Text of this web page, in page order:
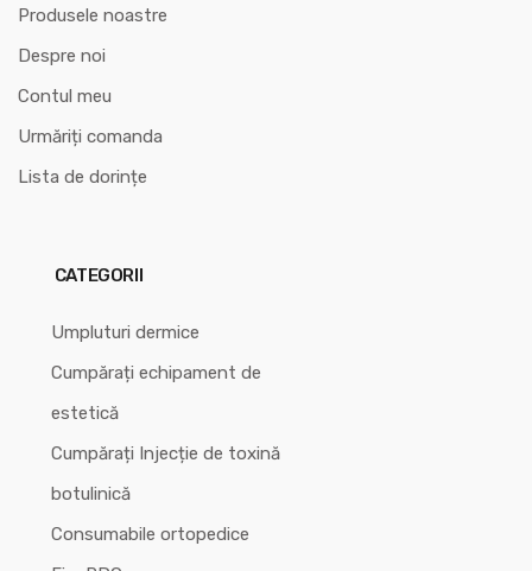
Produsele noastre
Despre noi
Contul meu
Urmăriți comanda
Lista de dorințe
CATEGORII
Umpluturi dermice
Cumpărați echipament de
estetică
Cumpărați Injecție de toxină
botulinică
Consumabile ortopedice